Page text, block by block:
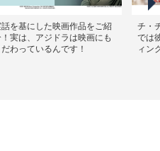
を基にした映画作品をご紹
実は、アジドラは映画にも
だわっているんです！
チ・
では
ィン